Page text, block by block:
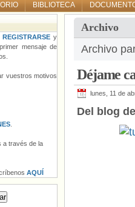
BIBLIOTECA
Archivo
Archivo
Déjame
lunes, 11 de
Del blog
REGISTRARSEy
mensaje de
vuestros motivos
a través de la
AQUÍ